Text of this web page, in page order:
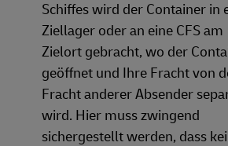
Schiffes wird der Container in
Ziellager oder an eine CFS am
Zielort gebracht, wo der
geöffnet und Ihre Fracht von
Fracht anderer Absender
wird. Hier muss zwingend
sichergestellt werden, dass